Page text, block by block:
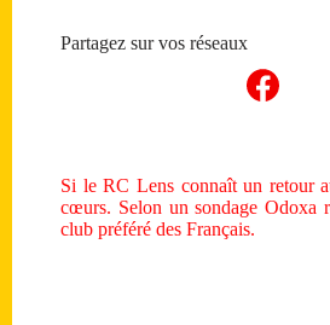
Partagez sur vos réseaux
Si le RC Lens connaît un retour
cœurs. Selon un sondage Odoxa
club préféré des Français.